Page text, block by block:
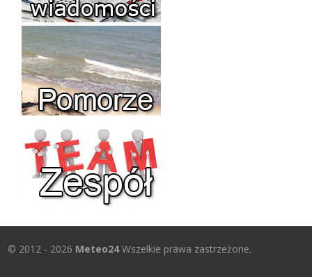
© 2012 - 2026 Meteo24Wszelkie prawa zastrzeżone.